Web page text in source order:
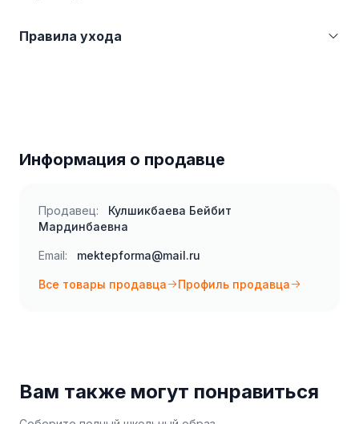
Категория
Галстуки и бантики
Правила ухода
Информация о продавце
Продавец:
Кулшикбаева Бейбит
Мардинбаевна
Email: mektepforma@mail.ru
Все товары продавца Профиль продавца
Вам также могут понравиться